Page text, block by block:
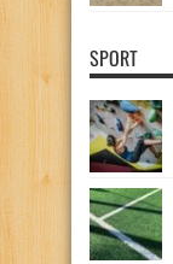
SPORT